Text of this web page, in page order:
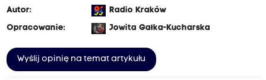
Autor:
Radio Kraków
Opracowanie:
Jowita Gałka-Kucharska
Wyślij opinię na temat artykułu